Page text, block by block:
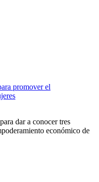
promover el
dar a conocer tres
económico de